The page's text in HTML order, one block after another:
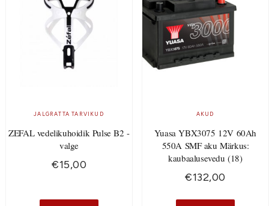
JALGRATTA TARVIKUD
ZEFAL vedelikuhoidik Pulse B2 -
valge
€15,00
AKUD
Yuasa YBX3075 12V 60Ah
550A SMF aku Märkus:
kaubaalusevedu (18)
€132,00